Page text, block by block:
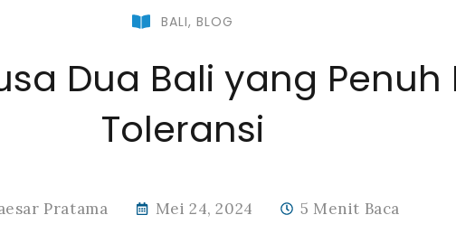
BALI, BLOG
Dua Bali yang Penuh
Toleransi
Pratama Mei 24, 2024 5 Menit Baca